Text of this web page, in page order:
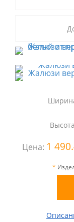
Высота
Цена: 1
*